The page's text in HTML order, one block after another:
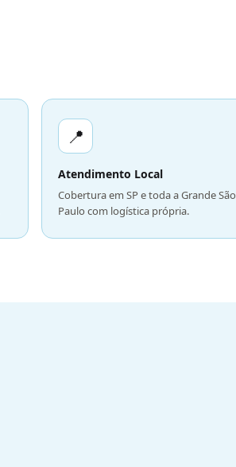
📍
Atendimento Local
Cobertura em SP e toda a Grande São
Paulo com logística própria.